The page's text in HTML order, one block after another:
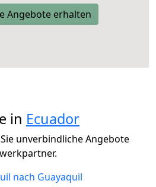
Angebote erhalten
in Ecuador
unverbindliche Angebote
nach Guayaquil